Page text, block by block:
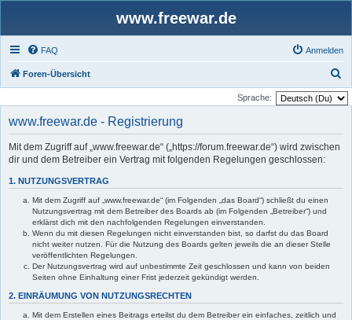
www.freewar.de
FAQ Anmelden
Foren-Übersicht
u
Sprache:
www.freewar.de - Registrierung
Mit dem Zugriff auf „www.freewar.de“ („https://forum.freewar.de“) wird zwischen
dir und dem Betreiber ein Vertrag mit folgenden Regelungen geschlossen:
1. NUTZUNGSVERTRAG
Mit dem Zugriff auf „www.freewar.de“ (im Folgenden „das Board“) schließt du einen
Nutzungsvertrag mit dem Betreiber des Boards ab (im Folgenden „Betreiber“) und
erklärst dich mit den nachfolgenden Regelungen einverstanden.
Wenn du mit diesen Regelungen nicht einverstanden bist, so darfst du das Board
nicht weiter nutzen. Für die Nutzung des Boards gelten jeweils die an dieser Stelle
veröffentlichten Regelungen.
Der Nutzungsvertrag wird auf unbestimmte Zeit geschlossen und kann von beiden
Seiten ohne Einhaltung einer Frist jederzeit gekündigt werden.
2. EINRÄUMUNG VON NUTZUNGSRECHTEN
Mit dem Erstellen eines Beitrags erteilst du dem Betreiber ein einfaches, zeitlich und